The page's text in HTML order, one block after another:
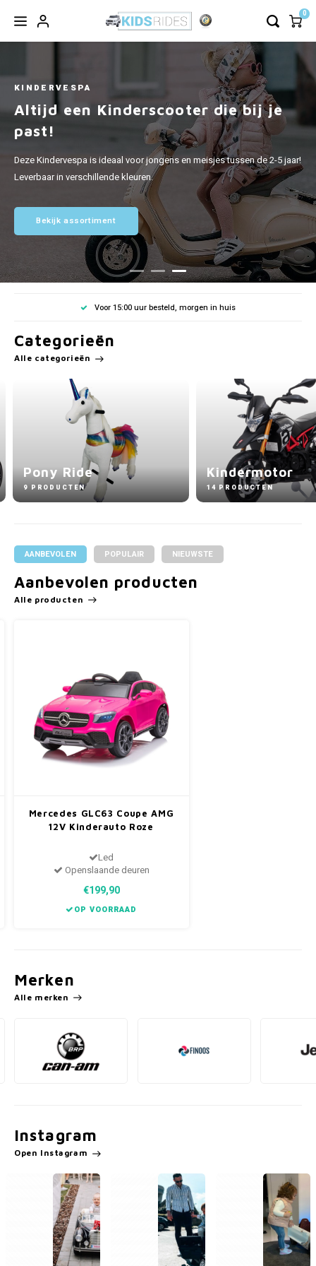
0
KINDERVESPA
Altijd een Kinderscooter die bij je
past!
Deze Kindervespa is ideaal voor jongens en meisjes tussen de 2-5 jaar!
Leverbaar in verschillende kleuren.
Bekijk assortiment
Voor 15:00 uur besteld, morgen in huis
Categorieën
Alle categorieën
Kindermotor
AANBEVOLEN POPULAIR NIEUWSTE
Aanbevolen producten
Alle producten
Mercedes GLC63 Coupe AMG
12V Kinderauto Roze
Led
Openslaande deuren
€199,90
OP VOORRAAD
Merken
Alle merken
Instagram
Open Instagram